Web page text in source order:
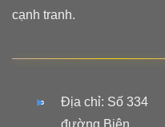
cạnh tranh.
Địa chỉ: Số 334
đường Biên